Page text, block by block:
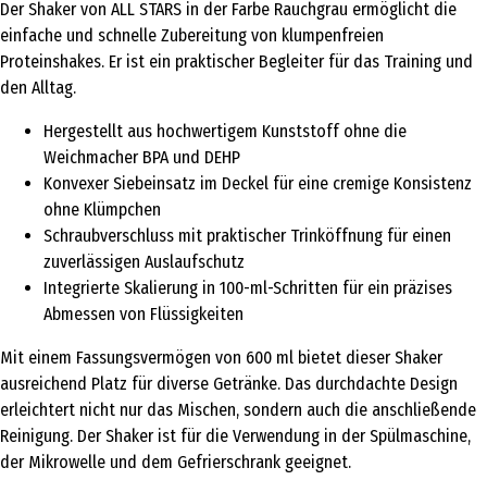
Der Shaker von ALL STARS in der Farbe Rauchgrau ermöglicht die
einfache und schnelle Zubereitung von klumpenfreien
Proteinshakes. Er ist ein praktischer Begleiter für das Training und
den Alltag.
Hergestellt aus hochwertigem Kunststoff ohne die
Weichmacher BPA und DEHP
Konvexer Siebeinsatz im Deckel für eine cremige Konsistenz
ohne Klümpchen
Schraubverschluss mit praktischer Trinköffnung für einen
zuverlässigen Auslaufschutz
Integrierte Skalierung in 100-ml-Schritten für ein präzises
Abmessen von Flüssigkeiten
Mit einem Fassungsvermögen von 600 ml bietet dieser Shaker
ausreichend Platz für diverse Getränke. Das durchdachte Design
erleichtert nicht nur das Mischen, sondern auch die anschließende
Reinigung. Der Shaker ist für die Verwendung in der Spülmaschine,
der Mikrowelle und dem Gefrierschrank geeignet.